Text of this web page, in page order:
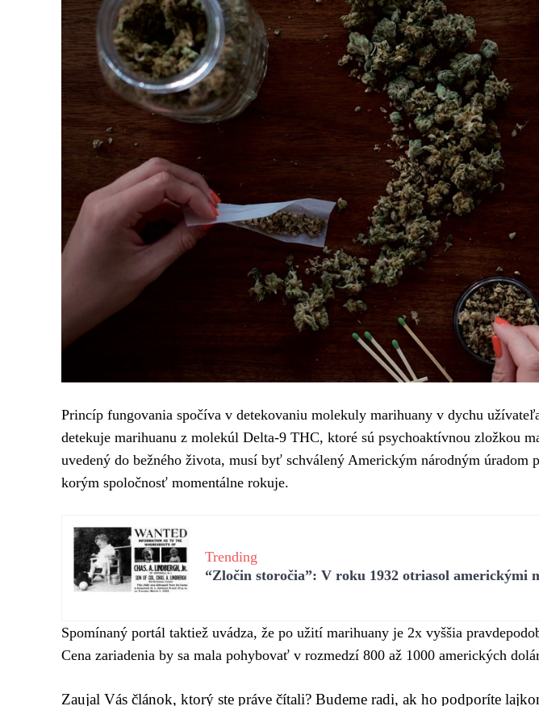
Princíp fungovania spočíva v detekovaniu molekuly marihuany v dychu
detekuje marihuanu z molekúl Delta-9 THC, ktoré sú psychoaktívnou zložkou
uvedený do bežného života, musí byť schválený Americkým národným úradom
korým spoločnosť momentálne rokuje.
Trending
“Zločin storočia”: V roku 1932 otriasol americkými
Spomínaný portál taktiež uvádza, že po užití marihuany je 2x vyššia
Cena zariadenia by sa mala pohybovať v rozmedzí 800 až 1000 amerických
Zaujal Vás článok, ktorý ste práve čítali? Budeme radi, ak ho podporíte